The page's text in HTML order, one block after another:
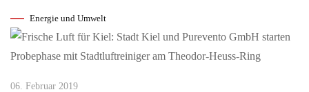
Erlebe das Spiel Argentinien vs. Schweiz in einmaliger
FCS Arena.Freue dich auf…
Energie und Umwelt
06. Februar 2019